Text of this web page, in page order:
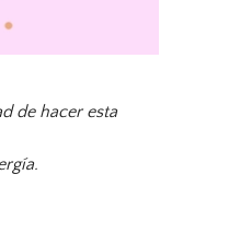
de hacer esta